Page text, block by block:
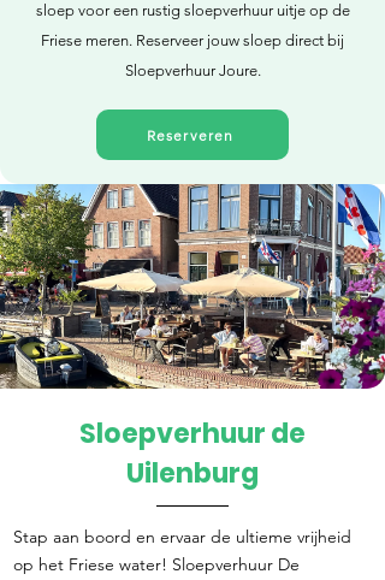
sloep voor een rustig sloepverhuur uitje op de
Friese meren. Reserveer jouw sloep direct bij
Sloepverhuur Joure.
Reserveren
Direct reserveren
Sloepverhuur de
Uilenburg
Stap aan boord en ervaar de ultieme vrijheid
op het Friese water! Sloepverhuur De